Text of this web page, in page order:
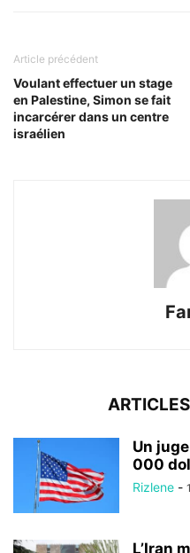
Article précédent
Voulant effectuer un stage
en Palestine, Simon se fait
incarcérer dans un centre
israélien
Un
000
Rizlene -
L’Iran